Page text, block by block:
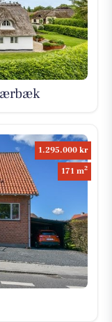
1.295.000 kr
171 m2